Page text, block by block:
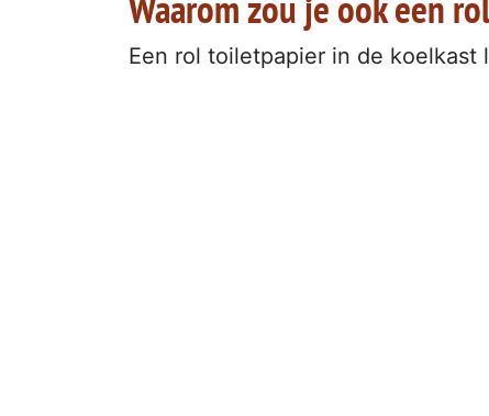
Een rol toiletpapier in de